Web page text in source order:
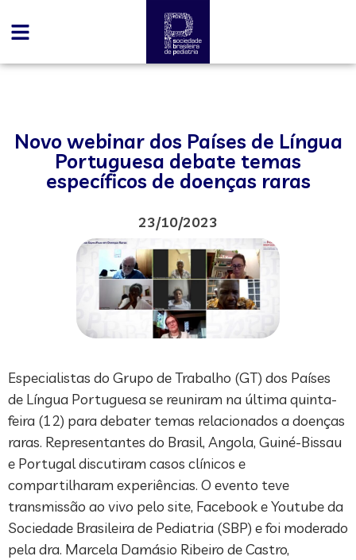
Novo webinar dos Países de Língua
Portuguesa debate temas
específicos de doenças raras
23/10/2023
Especialistas do Grupo de Trabalho (GT) dos Países
de Língua Portuguesa se reuniram na última quinta-
feira (12) para debater temas relacionados a doenças
raras. Representantes do Brasil, Angola, Guiné-Bissau
e Portugal discutiram casos clínicos e
compartilharam experiências. O evento teve
transmissão ao vivo pelo site, Facebook e Youtube da
Sociedade Brasileira de Pediatria (SBP) e foi moderado
pela dra. Marcela Damásio Ribeiro de Castro,